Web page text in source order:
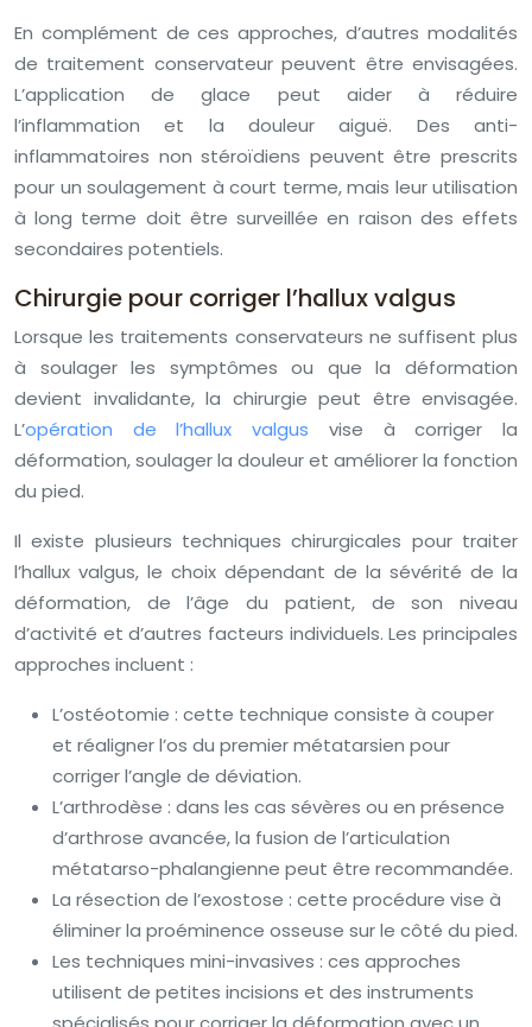
En complément de ces approches, d’autres modalités
de traitement conservateur peuvent être envisagées.
L’application de glace peut aider à réduire
l’inflammation et la douleur aiguë. Des anti-
inflammatoires non stéroïdiens peuvent être prescrits
pour un soulagement à court terme, mais leur utilisation
à long terme doit être surveillée en raison des effets
secondaires potentiels.
Chirurgie pour corriger l’hallux valgus
Lorsque les traitements conservateurs ne suffisent plus
à soulager les symptômes ou que la déformation
devient invalidante, la chirurgie peut être envisagée.
L’opération de l’hallux valgus vise à corriger la
déformation, soulager la douleur et améliorer la fonction
du pied.
Il existe plusieurs techniques chirurgicales pour traiter
l’hallux valgus, le choix dépendant de la sévérité de la
déformation, de l’âge du patient, de son niveau
d’activité et d’autres facteurs individuels. Les principales
approches incluent :
L’ostéotomie : cette technique consiste à couper
et réaligner l’os du premier métatarsien pour
corriger l’angle de déviation.
L’arthrodèse : dans les cas sévères ou en présence
d’arthrose avancée, la fusion de l’articulation
métatarso-phalangienne peut être recommandée.
La résection de l’exostose : cette procédure vise à
éliminer la proéminence osseuse sur le côté du pied.
Les techniques mini-invasives : ces approches
utilisent de petites incisions et des instruments